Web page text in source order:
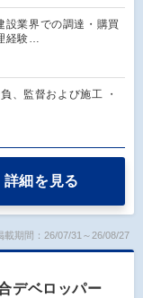
設業界での調達・購買
経験…
、監督および施工 ・
詳細を見る
載期間：26/07/31～26/08/27
デベロッパー